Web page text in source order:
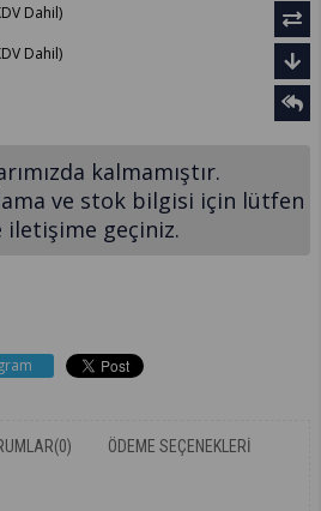
Dahil)
Dahil)
kalmamıştır.
ve stok bilgisi için lütfen
iletişime geçiniz.
(0) ÖDEME SEÇENEKLERI